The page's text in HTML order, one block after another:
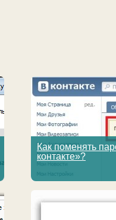
Как поменять
контакте»?